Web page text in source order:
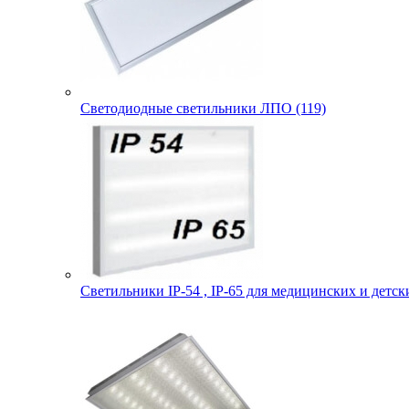
Светодиодные светильники ЛПО (119)
Светильники IP-54 , IP-65 для медицинских и